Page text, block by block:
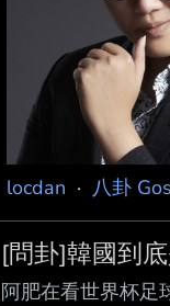
locdan · 八卦
[問卦]韓國到
阿肥在看世界杯足